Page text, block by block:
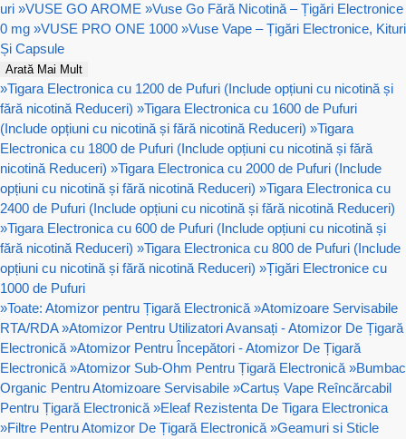
uri »VUSE GO AROME »Vuse Go Fără Nicotină – Țigări Electronice
0 mg »VUSE PRO ONE 1000 »Vuse Vape – Țigări Electronice, Kituri
Și Capsule
Arată Mai Mult
»Tigara Electronica cu 1200 de Pufuri (Include opțiuni cu nicotină și
fără nicotină Reduceri) »Tigara Electronica cu 1600 de Pufuri
(Include opțiuni cu nicotină și fără nicotină Reduceri) »Tigara
Electronica cu 1800 de Pufuri (Include opțiuni cu nicotină și fără
nicotină Reduceri) »Tigara Electronica cu 2000 de Pufuri (Include
opțiuni cu nicotină și fără nicotină Reduceri) »Tigara Electronica cu
2400 de Pufuri (Include opțiuni cu nicotină și fără nicotină Reduceri)
»Tigara Electronica cu 600 de Pufuri (Include opțiuni cu nicotină și
fără nicotină Reduceri) »Tigara Electronica cu 800 de Pufuri (Include
opțiuni cu nicotină și fără nicotină Reduceri) »Țigări Electronice cu
1000 de Pufuri
»Toate: Atomizor pentru Țigară Electronică »Atomizoare Servisabile
RTA/RDA »Atomizor Pentru Utilizatori Avansați - Atomizor De Țigară
Electronică »Atomizor Pentru Începători - Atomizor De Țigară
Electronică »Atomizor Sub-Ohm Pentru Țigară Electronică »Bumbac
Organic Pentru Atomizoare Servisabile »Cartuș Vape Reîncărcabil
Pentru Țigară Electronică »Eleaf Rezistenta De Tigara Electronica
»Filtre Pentru Atomizor De Țigară Electronică »Geamuri si Sticle